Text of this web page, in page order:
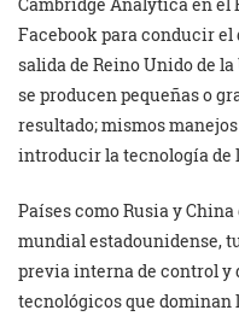
Facebook para conducir el
salida de Reino Unido de
se producen pequeñas o
resultado; mismos
introducir la tecnología
Países como Rusia y
mundial estadounidense,
previa interna de control y
tecnológicos que dominan